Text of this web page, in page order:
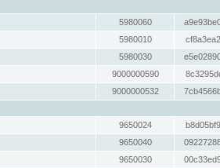
5980060
5980010
5980030
9000000590
9000000532
9650024
9650040
9650030